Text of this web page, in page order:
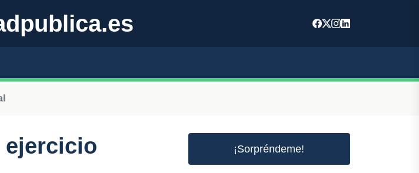
ejercicio
¡Sorpréndeme!